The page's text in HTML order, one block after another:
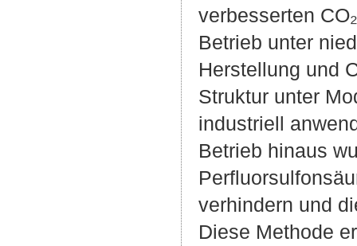
verbesserten
Betrieb unter
Herstellung und
Struktur unter
industriell
Betrieb hinaus
verhindern und
Diese Methode